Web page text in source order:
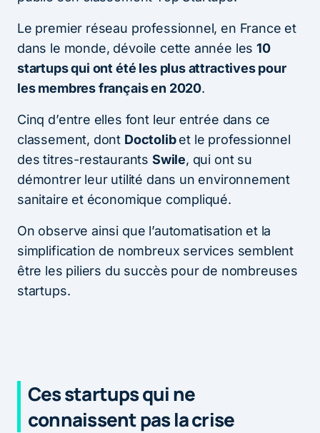
Le premier réseau professionnel, en France et
dans le monde, dévoile cette année les 10
startups qui ont été les plus attractives pour
les membres français en 2020.
Cinq d’entre elles font leur entrée dans ce
classement, dont Doctolibet le professionnel
des titres-restaurants Swile, qui ont su
démontrer leur utilité dans un environnement
sanitaire et économique compliqué.
On observe ainsi que l’automatisation et la
simplification de nombreux services semblent
être les piliers du succès pour de nombreuses
startups.
Ces startups qui ne
connaissent pas la crise